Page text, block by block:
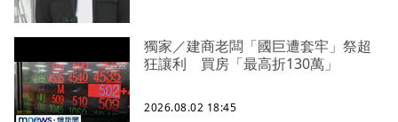
獨家／建商老闆「國巨遭套牢」祭超
狂讓利 買房「最高折130萬」
2026.08.02 18:45